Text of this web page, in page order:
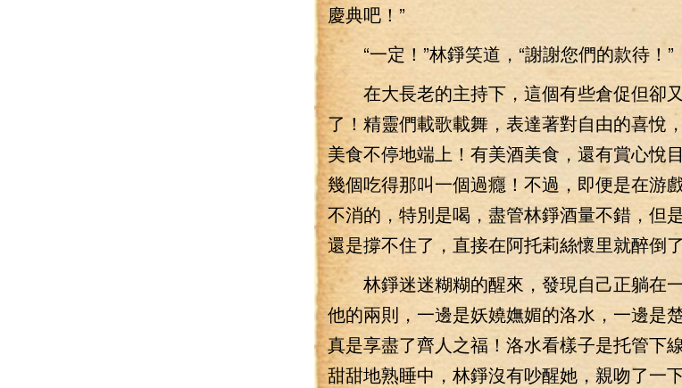
慶典吧！”
“一定！”林錚笑道，“謝謝您們的款待！”
在大長老的主持下，這個有些倉促但卻
了！精靈們載歌載舞，表達著對自由的喜悅
美食不停地端上！有美酒美食，還有賞心悅
幾個吃得那叫一個過癮！不過，即便是在游
不消的，特別是喝，盡管林錚酒量不錯，但
還是撐不住了，直接在阿托莉絲懷里就醉倒了
林錚迷迷糊糊的醒來，發現自己正躺在一
他的兩則，一邊是妖嬈嫵媚的洛水，一邊是
真是享盡了齊人之福！洛水看樣子是托管下
甜甜地熟睡中，林錚沒有吵醒她，親吻了一